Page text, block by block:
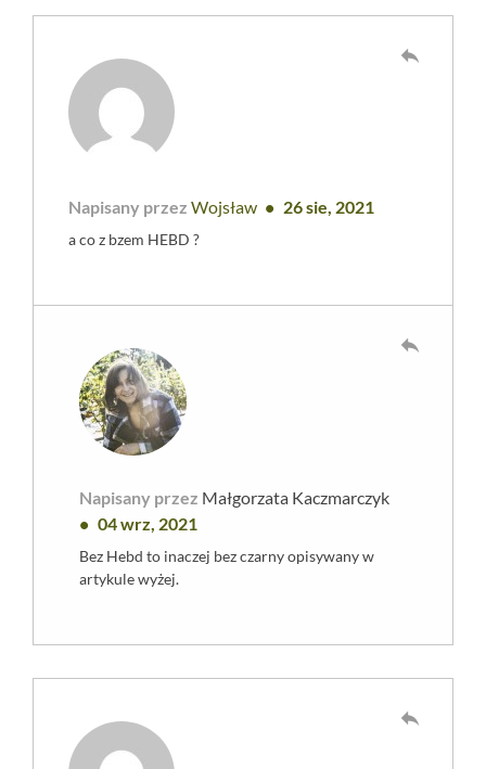
Napisany przez Wojsław 26 sie, 2021
a co z bzem HEBD ?
reply
Napisany przez Małgorzata Kaczmarczyk
04 wrz, 2021
Bez Hebd to inaczej bez czarny opisywany w
artykule wyżej.
reply
reply